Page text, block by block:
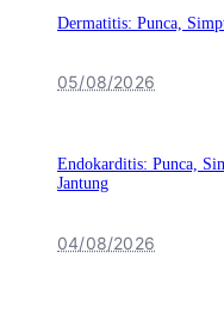
Dermatitis: Punca,
05/08/2026
Endokarditis: Punca,
Jantung
04/08/2026